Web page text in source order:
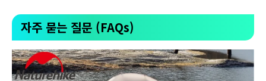
자주 묻는 질문 (FAQs)